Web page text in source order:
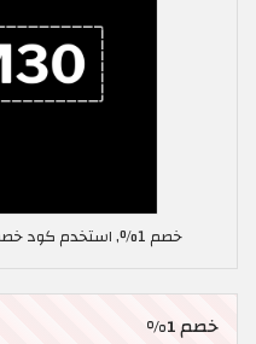
خصم 1%, استخدم كود خصم ون كارد في السعودية ADM30
خصم 1%